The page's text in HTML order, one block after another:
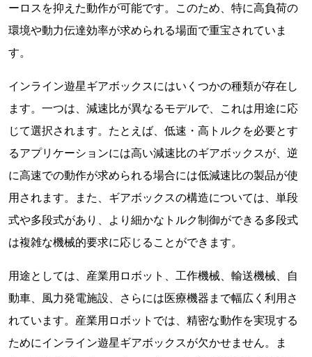
ーロスを抑えた動作が可能です。このため、特に高負荷の
環境や動力伝達効率が求められる場面で重宝されていま
す。
インライン遊星ギアボックスにはいくつかの種類が存在し
ます。一つは、減速比が異なるモデルで、これは用途に応
じて選択されます。たとえば、低速・高トルクを必要とす
るアプリケーションには高い減速比のギアボックスが、逆
に高速での動作が求められる場合には低減速比の製品が使
用されます。また、ギアボックスの構造については、単段
式や多段式があり、より細かなトルク制御ができる多段式
は複雑な機械的要求に応じることができます。
用途としては、産業用ロボット、工作機械、輸送機械、自
動車、風力発電施設、さらには医療機器まで幅広く利用さ
れています。産業用ロボットでは、精密な動作を実現する
ためにインライン遊星ギアボックスが欠かせません。ま